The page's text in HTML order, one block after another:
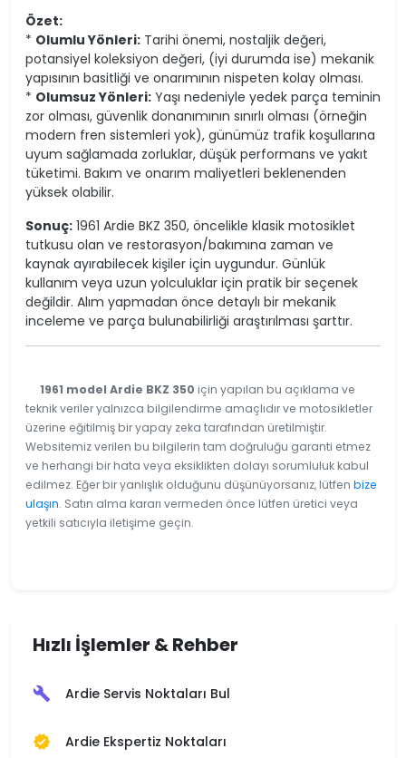
Özet:
* Olumlu Yönleri: Tarihi önemi, nostaljik değeri,
potansiyel koleksiyon değeri, (iyi durumda ise) mekanik
yapısının basitliği ve onarımının nispeten kolay olması.
* Olumsuz Yönleri: Yaşı nedeniyle yedek parça teminin
zor olması, güvenlik donanımının sınırlı olması (örneğin
modern fren sistemleri yok), günümüz trafik koşullarına
uyum sağlamada zorluklar, düşük performans ve yakıt
tüketimi. Bakım ve onarım maliyetleri beklenenden
yüksek olabilir.
Sonuç: 1961 Ardie BKZ 350, öncelikle klasik motosiklet
tutkusu olan ve restorasyon/bakımına zaman ve
kaynak ayırabilecek kişiler için uygundur. Günlük
kullanım veya uzun yolculuklar için pratik bir seçenek
değildir. Alım yapmadan önce detaylı bir mekanik
inceleme ve parça bulunabilirliği araştırılması şarttır.
1961 model Ardie BKZ 350 için yapılan bu açıklama ve
teknik veriler yalnızca bilgilendirme amaçlıdır ve motosikletler
üzerine eğitilmiş bir yapay zeka tarafından üretilmiştir.
Websitemiz verilen bu bilgilerin tam doğruluğu garanti etmez
ve herhangi bir hata veya eksiklikten dolayı sorumluluk kabul
edilmez. Eğer bir yanlışlık olduğunu düşünüyorsanız, lütfen bize
ulaşın. Satın alma kararı vermeden önce lütfen üretici veya
yetkili satıcıyla iletişime geçin.
Hızlı İşlemler & Rehber
build Ardie Servis Noktaları Bul
verified Ardie Ekspertiz Noktaları